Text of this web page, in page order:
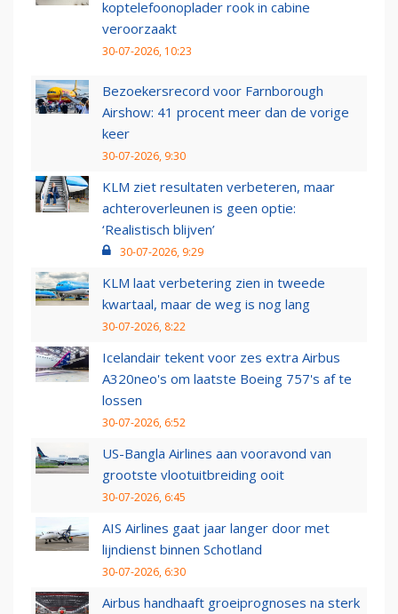
koptelefoonoplader rook in cabine
veroorzaakt
30-07-2026, 10:23
Bezoekersrecord voor Farnborough
Airshow: 41 procent meer dan de vorige
keer
30-07-2026, 9:30
KLM ziet resultaten verbeteren, maar
achteroverleunen is geen optie:
‘Realistisch blijven’
30-07-2026, 9:29
KLM laat verbetering zien in tweede
kwartaal, maar de weg is nog lang
30-07-2026, 8:22
Icelandair tekent voor zes extra Airbus
A320neo's om laatste Boeing 757's af te
lossen
30-07-2026, 6:52
US-Bangla Airlines aan vooravond van
grootste vlootuitbreiding ooit
30-07-2026, 6:45
AIS Airlines gaat jaar langer door met
lijndienst binnen Schotland
30-07-2026, 6:30
Airbus handhaaft groeiprognoses na sterk